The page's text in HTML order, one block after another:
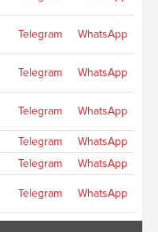
Telegram WhatsApp
Telegram WhatsApp
Telegram WhatsApp
Telegram
WhatsApp
Telegram
WhatsApp
Telegram WhatsApp